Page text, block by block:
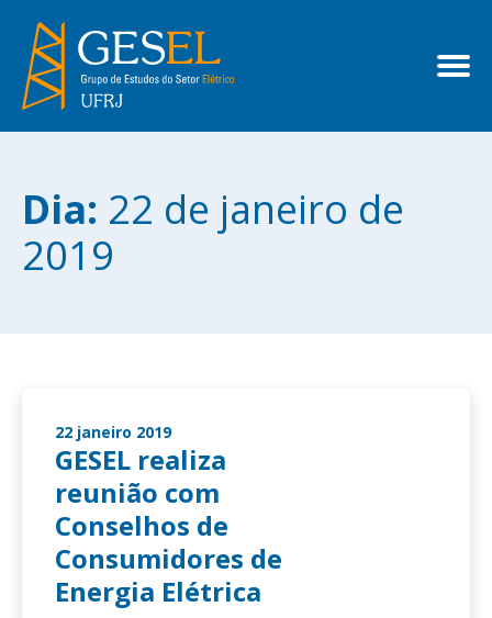
Dia: 22 de janeiro de
2019
22 janeiro 2019
GESEL realiza
reunião com
Conselhos de
Consumidores de
Energia Elétrica